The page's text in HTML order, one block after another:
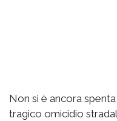
Non si è ancora
tragico omicidio